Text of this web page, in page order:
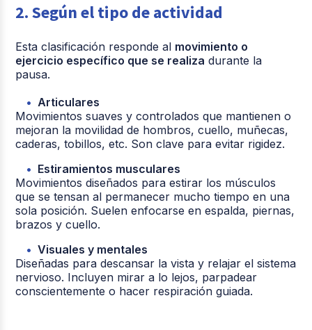
2. Según el tipo de actividad
Esta clasificación responde al movimiento o
ejercicio específico que se realiza durante la
pausa.
Articulares
Movimientos suaves y controlados que mantienen o
mejoran la movilidad de hombros, cuello, muñecas,
caderas, tobillos, etc. Son clave para evitar rigidez.
Estiramientos musculares
Movimientos diseñados para estirar los músculos
que se tensan al permanecer mucho tiempo en una
sola posición. Suelen enfocarse en espalda, piernas,
brazos y cuello.
Visuales y mentales
Diseñadas para descansar la vista y relajar el sistema
nervioso. Incluyen mirar a lo lejos, parpadear
conscientemente o hacer respiración guiada.